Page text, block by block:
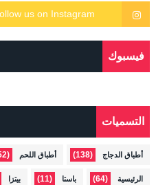
فيسبوك
التسميات
أطباق الدجاج (138) أطباق اللحم (152)
الرئيسية (64) باستا (11) بيتزا